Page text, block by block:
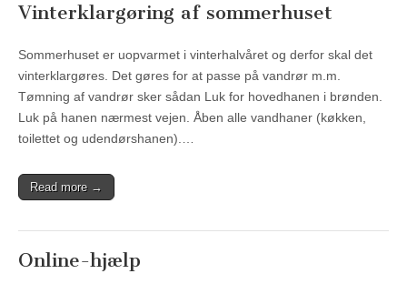
Vinterklargøring af sommerhuset
Sommerhuset er uopvarmet i vinterhalvåret og derfor skal det
vinterklargøres. Det gøres for at passe på vandrør m.m.
Tømning af vandrør sker sådan Luk for hovedhanen i brønden.
Luk på hanen nærmest vejen. Åben alle vandhaner (køkken,
toilettet og udendørshanen).…
Read more →
Online-hjælp